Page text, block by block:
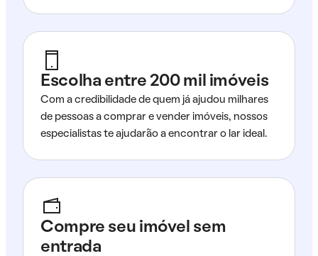
Escolha entre 200 mil imóveis
Com a credibilidade de quem já ajudou milhares
de pessoas a comprar e vender imóveis, nossos
especialistas te ajudarão a encontrar o lar ideal.
Compre seu imóvel sem
entrada